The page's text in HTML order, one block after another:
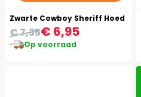
Zwarte Cowboy Sheriff Hoed
€ 6,95
€ 7,35
Op voorraad